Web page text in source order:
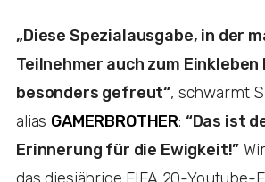
„Diese Spezialausgabe, in der
Teilnehmer auch zum
besonders gefreut“, schwärmt
alias GAMERBROTHER: “Das ist
Erinnerung für die Ewigkeit!”